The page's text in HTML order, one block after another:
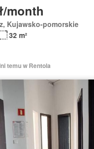
month
Kujawsko-pomorskie
32 m²
temu w Rentola